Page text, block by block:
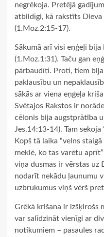
negrēkoja. Pretējā
atbildīgi, kā rakstīts Dieva
(1.Moz.2:15-17).
Sākumā arī visi eņģeļi
(1.Moz.1:31). Taču gan
pārbaudīti. Proti, tiem
paklausību un
sākās ar viena eņģeļa
Svētajos Rakstos ir
cēlonis bija augstprātība
Jes.14:13-14). Tam
Kopš tā laika “velns
meklē, ko tas varētu
viņa dusmas ir vērstas uz
nodarīt nekādu ļaunumu
uzbrukumus viņš vērš
Grēkā krišana ir izšķirošs
var salīdzināt vienīgi ar
notikumiem – pasaules